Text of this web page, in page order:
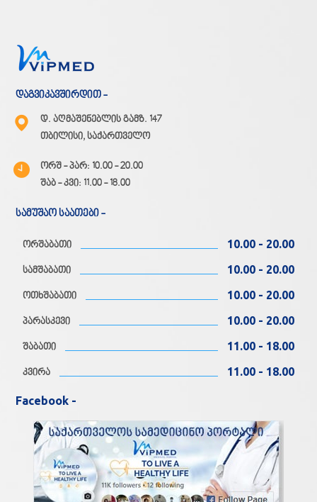
დაგვიკავშირდით -
დ. აღმაშენებლის გამზ. 147
თბილისი, საქართველო
ორშ - პარ: 10.00 - 20.00
შაბ - კვი: 11.00 - 18.00
სამუშაო საათები -
ორშაბათი 10.00 - 20.00
სამშაბათი 10.00 - 20.00
ოთხშაბათი 10.00 - 20.00
პარასკევი 10.00 - 20.00
შაბათი 11.00 - 18.00
კვირა 11.00 - 18.00
Facebook -